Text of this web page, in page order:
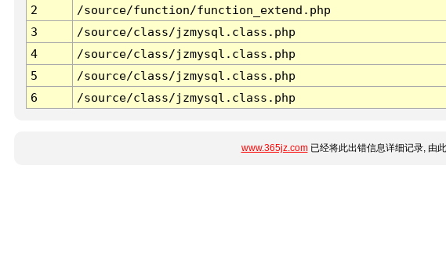
2
/source/function/function_extend.php
3
/source/class/jzmysql.class.php
4
/source/class/jzmysql.class.php
5
/source/class/jzmysql.class.php
6
/source/class/jzmysql.class.php
www.365jz.com已经将此出错信息详细记录, 由